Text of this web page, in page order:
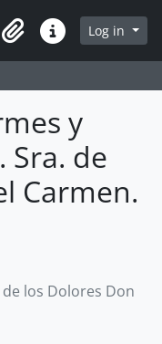
ClipboardQuick linksLog in
y
Sra. de
Carmen.
los Dolores Don